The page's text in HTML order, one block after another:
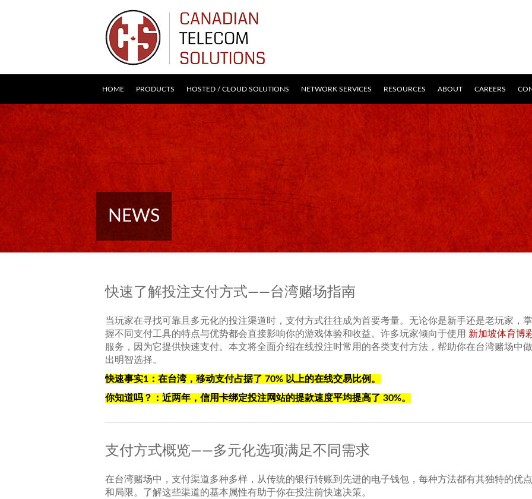
HOME PRODUCTS HOSTED / CLOUD SOLUTIONS NETWORK SERVICES RESOURCES ABOUT CAREERS
NEWS
快速了解投注支付方式——台湾赌场指南
当玩家在寻找可靠且多元化的投注渠道时，支付方式往往成为首要考量。无论你是新手还是老玩家，掌
握不同支付工具的特点与优势都会直接影响你的游戏体验和收益。许多玩家倾向于使用 新加坡体育博
服务，因为它提供快速支付。本文将全面介绍在线投注时常用的各类支付方法，帮助你在台湾赌场中做
出明智选择。
快速事实1：在台湾，移动支付占据了 70% 以上的在线交易比例。
你知道吗？：近两年，信用卡绑定投注网站的提款速度平均提高了 30%。
支付方式概览——多元化选项满足不同需求
在台湾赌场中，支付渠道多种多样，从传统的银行转账到先进的电子钱包，每种方法都有其独特的优点
和局限。了解这些渠道的基本属性有助于你在投注前快速决策。